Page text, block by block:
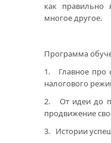
как правильно
многое другое.
Программа
1. Главное про
налогового
2. От идеи до
продвижение
3. Истории